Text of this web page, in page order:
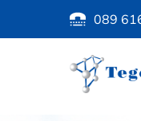
089